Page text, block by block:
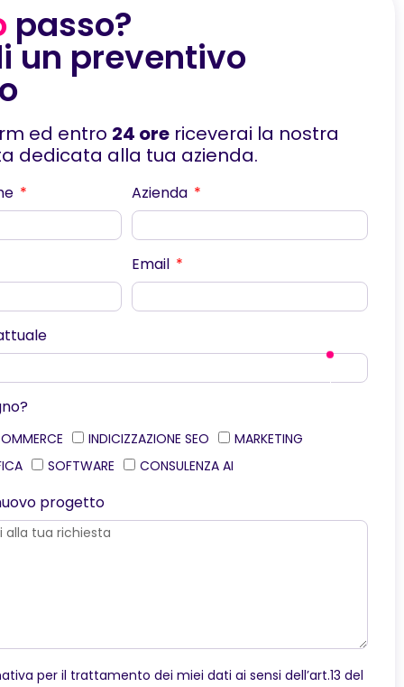
passo?
un preventivo
ed entro 24 orericeverai la nostra
dedicata alla tua azienda.
Azienda
Email
INDICIZZAZIONE SEO
MARKETING
SOFTWARE CONSULENZA AI
progetto
per il trattamento dei miei dati ai sensi dell’art.13 del